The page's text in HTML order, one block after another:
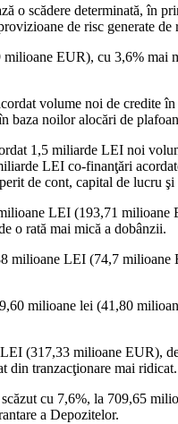
o scădere determinată,
de risc generate
EUR), cu 3,6%
volume noi de credite
baza noilor alocări de
1,5 miliarde LEI noi
LEI co-finanţări
de cont, capital de lucru
LEI (193,71
o rată mai mică a dobânzii.
milioane LEI (74,7
milioane lei (41,80
(317,33 milioane EUR),
din tranzacţionare mai ridicat.
cu 7,6%, la 709,65
a Depozitelor.